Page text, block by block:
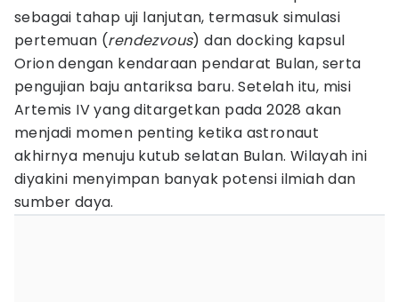
sebagai tahap uji lanjutan, termasuk simulasi
pertemuan (rendezvous) dan docking kapsul
Orion dengan kendaraan pendarat Bulan, serta
pengujian baju antariksa baru. Setelah itu, misi
Artemis IV yang ditargetkan pada 2028 akan
menjadi momen penting ketika astronaut
akhirnya menuju kutub selatan Bulan. Wilayah ini
diyakini menyimpan banyak potensi ilmiah dan
sumber daya.